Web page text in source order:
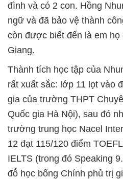
đình và có 2 con. Hồng
ngữ và đã bảo vệ thành
còn được biết đến là em
Giang.
Thành tích học tập của
rất xuất sắc: lớp 11 lọt vào
gia của trường THPT
Quốc gia Hà Nội), sau đó
trường trung học Nacel
12 đạt 115/120 điểm
IELTS (trong đó Speaking
đỗ học bổng Chính phủ trị